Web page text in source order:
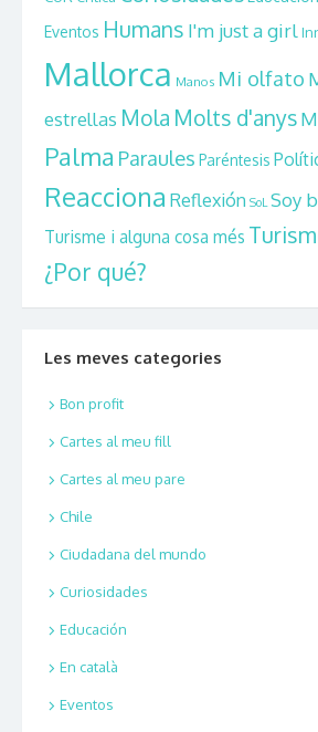
Eventos Humans I'm just a girl
Mallorca Manos Mi olfato
estrellas Mola Molts d'anys
Palma Paraules Paréntesis
Reacciona Reflexión SoL Soy
Turisme i alguna cosa més
¿Por qué?
Les meves categories
Bon profit
Cartes al meu fill
Cartes al meu pare
Chile
Ciudadana del mundo
Curiosidades
Educación
En català
Eventos